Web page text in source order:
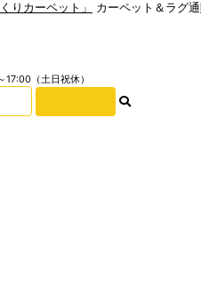
カーペット＆ラグ
（土日祝休）